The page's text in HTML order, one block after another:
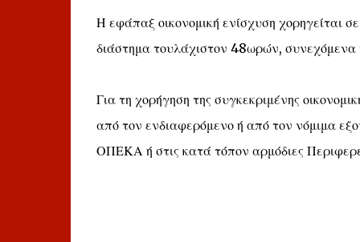
Η εφάπαξ οικονομική ενίσχυση χορηγείται
διάστημα τουλάχιστον 48ωρών, συνεχόμενα
Για τη χορήγηση της συγκεκριμένης
από τον ενδιαφερόμενο ή από τον νόμιμα
ΟΠΕΚΑ ή στις κατά τόπον αρμόδιες